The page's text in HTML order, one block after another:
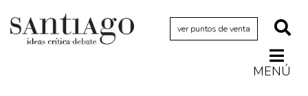
ver puntos de venta
MENÚ